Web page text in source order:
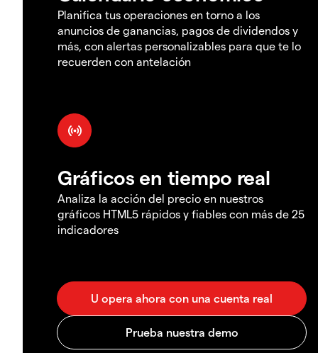
Planifica tus operaciones en torno a los
anuncios de ganancias, pagos de dividendos y
más, con alertas personalizables para que te lo
recuerden con antelación
Gráficos en tiempo real
Analiza la acción del precio en nuestros
gráficos HTML5 rápidos y fiables con más de 25
indicadores